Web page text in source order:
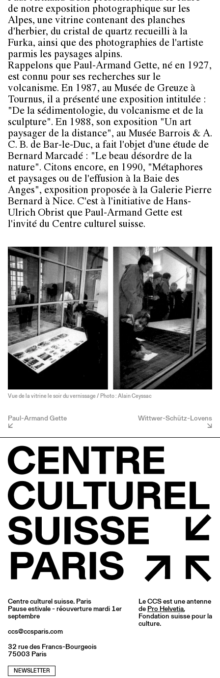
de notre exposition photographique sur les
Alpes, une vitrine contenant des planches
d'herbier, du cristal de quartz recueilli à la
Furka, ainsi que des photographies de l'artiste
parmis les paysages alpins.
Rappelons que Paul-Armand Gette, né en 1927,
est connu pour ses recherches sur le
volcanisme. En 1987, au Musée de Greuze à
Tournus, il a présenté une exposition intitulée :
"De la sédimentologie, du volcanisme et de la
sculpture". En 1988, son exposition "Un art
paysager de la distance", au Musée Barrois & A.
C. B. de Bar-le-Duc, a fait l'objet d'une étude de
Bernard Marcadé : "Le beau désordre de la
nature". Citons encore, en 1990, "Métaphores
et paysages ou de l'effusion à la Baie des
Anges", exposition proposée à la Galerie Pierre
Bernard à Nice. C'est à l'initiative de Hans-
Ulrich Obrist que Paul-Armand Gette est
l'invité du Centre culturel suisse.
Vue de la vitrine le soir du vernissage / Photo : Alain Ceyssac
Paul-Armand Gette Wittwer-Schütz-Lovens
Centre culturel suisse. Paris
Pause estivale - réouverture mardi 1er
septembre
ccs@ccsparis.com
32 rue des Francs-Bourgeois
75003 Paris
NEWSLETTER
Le CCS est une antenne
de Pro Helvetia,
Fondation suisse pour la
culture.